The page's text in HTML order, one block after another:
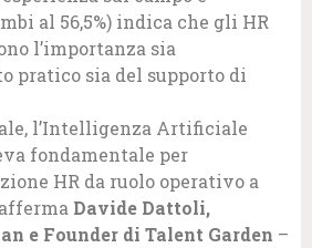
al 56,5%) indica che gli HR
l’importanza sia
pratico sia del supporto di
l’Intelligenza Artificiale
fondamentale per
HR da ruolo operativo a
Davide Dattoli,
e Founder di Talent Garden –